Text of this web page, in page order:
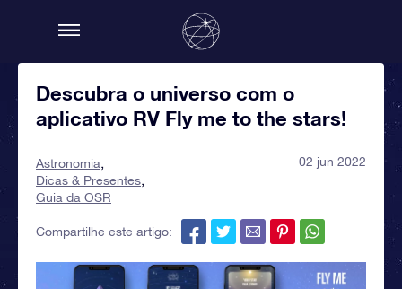
Descubra o universo com o
aplicativo RV Fly me to the stars!
Astronomia
Dicas & Presentes
Guia da OSR
02 jun 2022
Compartilhe este artigo: